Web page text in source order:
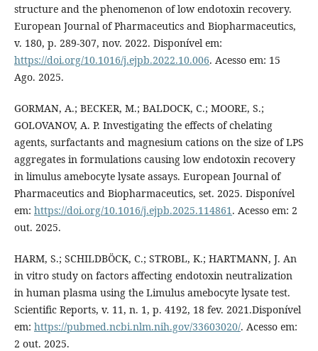
structure and the phenomenon of low endotoxin recovery.
European Journal of Pharmaceutics and Biopharmaceutics,
v. 180, p. 289-307, nov. 2022. Disponível em:
https://doi.org/10.1016/j.ejpb.2022.10.006. Acesso em: 15
Ago. 2025.
GORMAN, A.; BECKER, M.; BALDOCK, C.; MOORE, S.;
GOLOVANOV, A. P. Investigating the effects of chelating
agents, surfactants and magnesium cations on the size of LPS
aggregates in formulations causing low endotoxin recovery
in limulus amebocyte lysate assays. European Journal of
Pharmaceutics and Biopharmaceutics, set. 2025. Disponível
em: https://doi.org/10.1016/j.ejpb.2025.114861 . Acesso em: 2
out. 2025.
HARM, S.; SCHILDBÖCK, C.; STROBL, K.; HARTMANN, J. An
in vitro study on factors affecting endotoxin neutralization
in human plasma using the Limulus amebocyte lysate test.
Scientific Reports, v. 11, n. 1, p. 4192, 18 fev. 2021.Disponível
em: https://pubmed.ncbi.nlm.nih.gov/33603020/. Acesso em:
2 out. 2025.